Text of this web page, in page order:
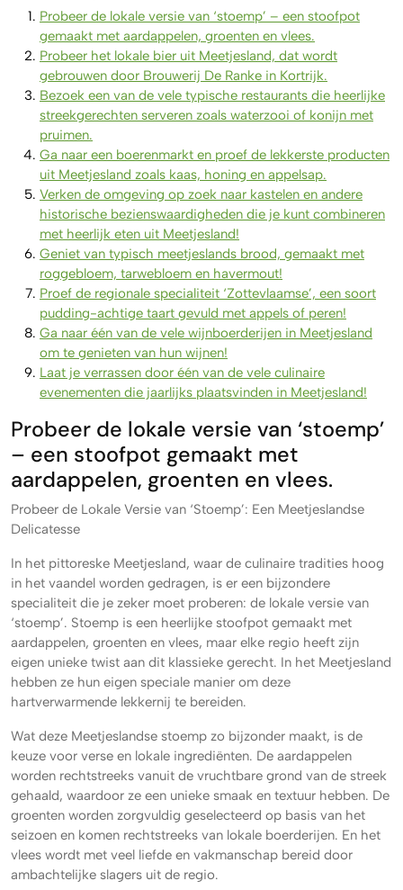
Probeer de lokale versie van ‘stoemp’ – een stoofpot
gemaakt met aardappelen, groenten en vlees.
Probeer het lokale bier uit Meetjesland, dat wordt
gebrouwen door Brouwerij De Ranke in Kortrijk.
Bezoek een van de vele typische restaurants die heerlijke
streekgerechten serveren zoals waterzooi of konijn met
pruimen.
Ga naar een boerenmarkt en proef de lekkerste producten
uit Meetjesland zoals kaas, honing en appelsap.
Verken de omgeving op zoek naar kastelen en andere
historische bezienswaardigheden die je kunt combineren
met heerlijk eten uit Meetjesland!
Geniet van typisch meetjeslands brood, gemaakt met
roggebloem, tarwebloem en havermout!
Proef de regionale specialiteit ‘Zottevlaamse’, een soort
pudding-achtige taart gevuld met appels of peren!
Ga naar één van de vele wijnboerderijen in Meetjesland
om te genieten van hun wijnen!
Laat je verrassen door één van de vele culinaire
evenementen die jaarlijks plaatsvinden in Meetjesland!
Probeer de lokale versie van ‘stoemp’
– een stoofpot gemaakt met
aardappelen, groenten en vlees.
Probeer de Lokale Versie van ‘Stoemp’: Een Meetjeslandse
Delicatesse
In het pittoreske Meetjesland, waar de culinaire tradities hoog
in het vaandel worden gedragen, is er een bijzondere
specialiteit die je zeker moet proberen: de lokale versie van
‘stoemp’. Stoemp is een heerlijke stoofpot gemaakt met
aardappelen, groenten en vlees, maar elke regio heeft zijn
eigen unieke twist aan dit klassieke gerecht. In het Meetjesland
hebben ze hun eigen speciale manier om deze
hartverwarmende lekkernij te bereiden.
Wat deze Meetjeslandse stoemp zo bijzonder maakt, is de
keuze voor verse en lokale ingrediënten. De aardappelen
worden rechtstreeks vanuit de vruchtbare grond van de streek
gehaald, waardoor ze een unieke smaak en textuur hebben. De
groenten worden zorgvuldig geselecteerd op basis van het
seizoen en komen rechtstreeks van lokale boerderijen. En het
vlees wordt met veel liefde en vakmanschap bereid door
ambachtelijke slagers uit de regio.